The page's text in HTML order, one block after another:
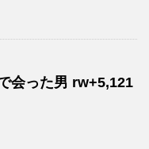
会った男 rw+5,121